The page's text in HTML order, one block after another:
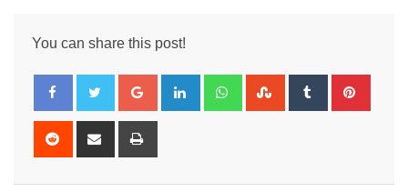
You can share this post!
Google+ LinkedIn WhatsappStumbleUpon
Tumblr
Reddit
Share